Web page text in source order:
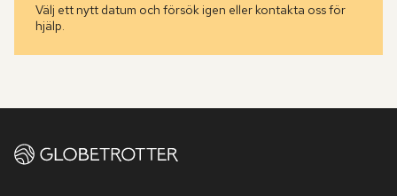
Välj ett nytt datum och försök igen eller kontakta oss för
hjälp.